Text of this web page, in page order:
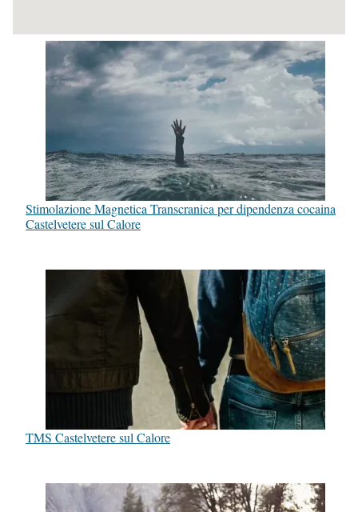
Stimolazione Magnetica Transcranica per dipendenza cocaina
Castelvetere sul Calore
TMS Castelvetere sul Calore